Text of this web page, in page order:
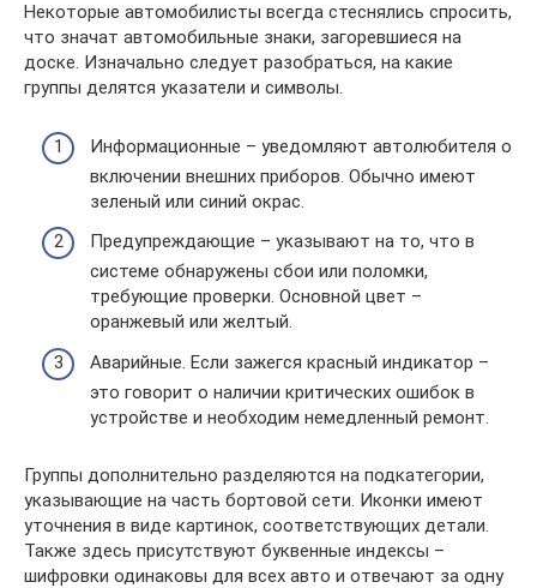
Некоторые автомобилисты всегда стеснялись спросить,
что значат автомобильные знаки, загоревшиеся на
доске. Изначально следует разобраться, на какие
группы делятся указатели и символы.
Информационные – уведомляют автолюбителя о
включении внешних приборов. Обычно имеют
зеленый или синий окрас.
Предупреждающие – указывают на то, что в
системе обнаружены сбои или поломки,
требующие проверки. Основной цвет –
оранжевый или желтый.
Аварийные. Если зажегся красный индикатор –
это говорит о наличии критических ошибок в
устройстве и необходим немедленный ремонт.
Группы дополнительно разделяются на подкатегории,
указывающие на часть бортовой сети. Иконки имеют
уточнения в виде картинок, соответствующих детали.
Также здесь присутствуют буквенные индексы –
шифровки одинаковы для всех авто и отвечают за одну